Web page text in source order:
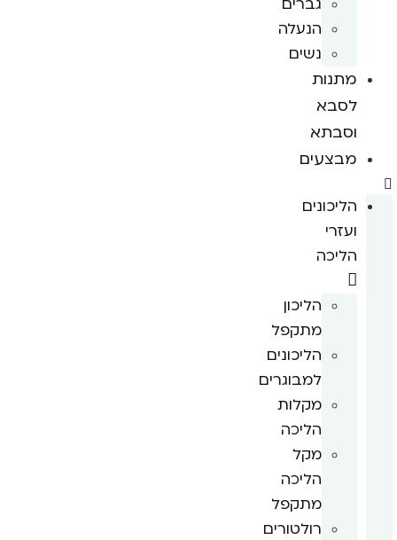
הנעלה
נשים
מתנות
לסבא
וסבתא
מבצעים
הליכונים
ועזרי
הליכה
הליכון
מתקפל
הליכונים
למבוגרים
מקלות
הליכה
מקל
הליכה
מתקפל
רולטורים